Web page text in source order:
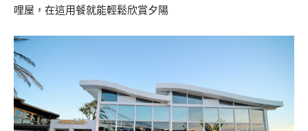
哩屋，在這用餐就能輕鬆欣賞夕陽